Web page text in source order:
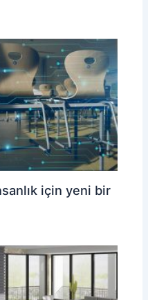
için yeni bir